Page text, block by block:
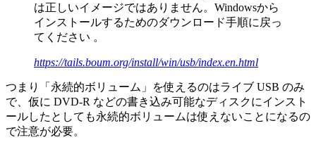
は正しいイメージではありません。Windowsから
インストールするためのダウンロード手順に戻っ
てください 。
https://tails.boum.org/install/win/usb/index.en.html
つまり「永続的ボリューム」を使えるのはライブ USB のみ
で、仮に DVD-R などの書き込み可能なディスクにインスト
ールしたとしても永続的ボリュームは使えないことになるの
で注意が必要。